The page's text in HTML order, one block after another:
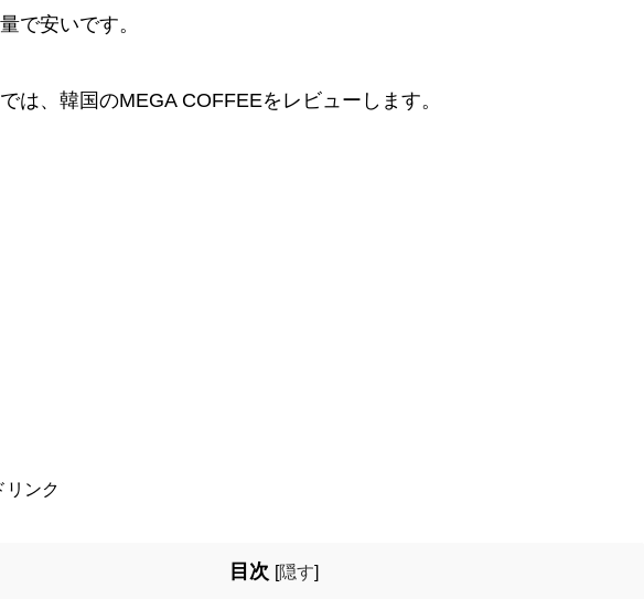
で安いです。
は、韓国のMEGA COFFEEをレビューします。
リンク
目次 [隠す]